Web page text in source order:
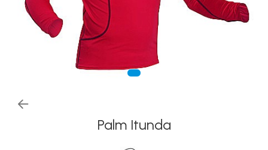
Packraft
Bărci de rafting
Plăci SUP
Palm Itunda